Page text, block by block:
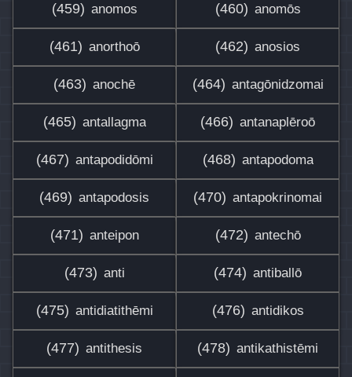
(459) anomos (460) anomōs
(461) anorthoō (462) anosios
(463) anochē (464) antagōnidzomai
(465) antallagma (466) antanaplēroō
(467) antapodidōmi (468) antapodoma
(469) antapodosis (470) antapokrinomai
(471) anteipon (472) antechō
(473) anti (474) antiballō
(475) antidiatithēmi (476) antidikos
(477) antithesis (478) antikathistēmi